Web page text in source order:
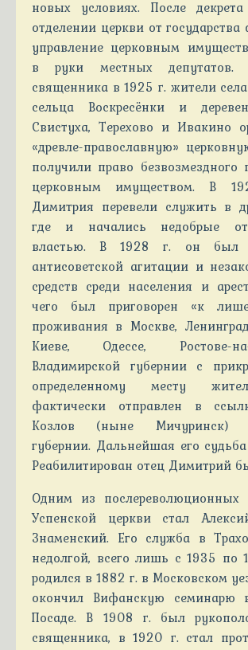
новых условиях. После
отделении церкви от государства
управление церковным
в руки местных депутатов.
священника в 1925 г. жители
сельца Воскресёнки и
Свистуха, Терехово и Ивакино
«древле-православную»
получили право безвозмездного
церковным имуществом. В
Димитрия перевели служить в
где и начались недобрые
властью. В 1928 г. он был
антисоветской агитации и
средств среди населения и
чего был приговорен «к
проживания в Москве,
Киеве, Одессе, Ростове-
Владимирской губернии с
определенному месту
фактически отправлен в
Козлов (ныне Мичуринск)
губернии. Дальнейшая его
Реабилитирован отец Димитрий
Одним из послереволюционных
Успенской церкви стал
Знаменский. Его служба в
недолгой, всего лишь с 1935 по
родился в 1882 г. в Московском
окончил Вифанскую семинарю
Посаде. В 1908 г. был
священника, в 1920 г. стал